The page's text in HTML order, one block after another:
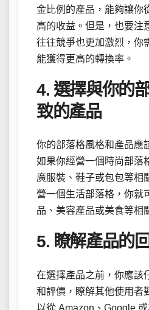
金比例的產品，能夠讓你
高的收益。但是，也要注
往往競爭也更加激烈，你
能獲得更高的轉換率。
4. 選擇與你的
致的產品
你的部落格風格和產品應
如果你經營一個時尚部落
廣服裝、鞋子或包包等相
營一個生活部落格，你就
品、美容產品或美食等相
5. 瞭解產品的
在選擇產品之前，你應該
和評價，瞭解其他使用者
以從 Amazon、Google